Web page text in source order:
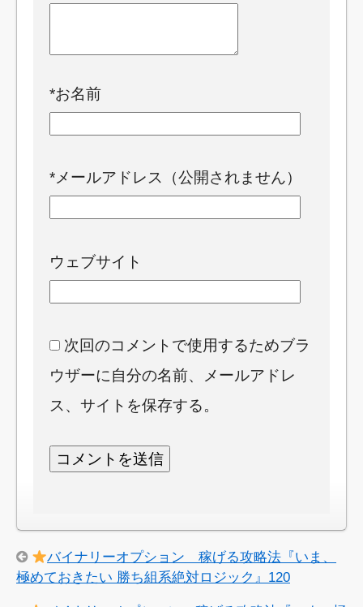
*お名前
*メールアドレス（公開されません）
ウェブサイト
次回のコメントで使用するためブラ
ウザーに自分の名前、メールアドレ
ス、サイトを保存する。
バイナリーオプション 稼げる攻略法『いま、
極めておきたい 勝ち組系絶対ロジック』120